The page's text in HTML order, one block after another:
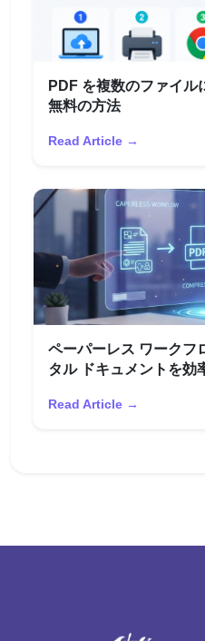
PDF を複数のファイル
無料の方法
Read Article →
ペーパーレス ワークフ
タル ドキュメントを効
Read Article →